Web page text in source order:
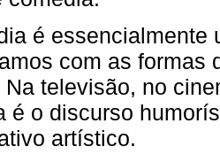
é essencialmente
com as formas
Na televisão, no
é o discurso
artístico.